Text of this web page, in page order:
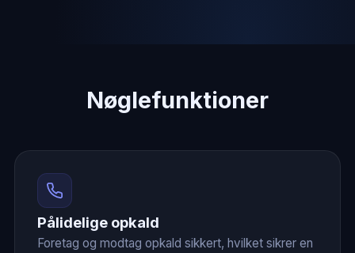
Nøglefunktioner
Pålidelige opkald
Foretag og modtag opkald sikkert, hvilket sikrer en